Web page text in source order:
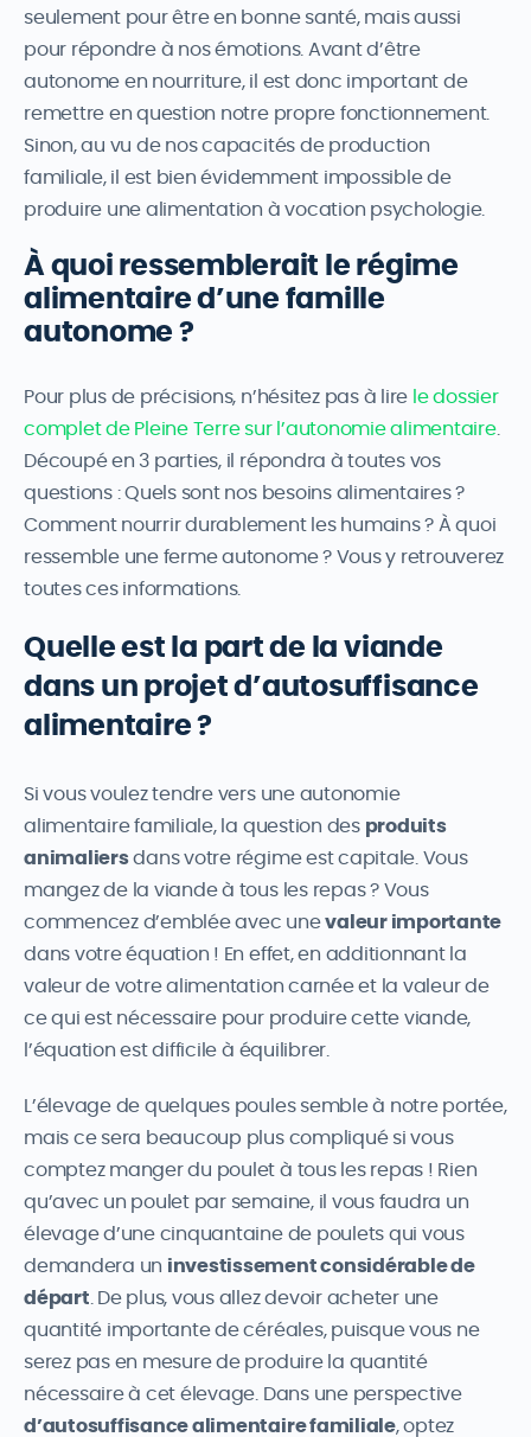
seulement pour être en bonne santé, mais aussi
pour répondre à nos émotions. Avant d’être
autonome en nourriture, il est donc important de
remettre en question notre propre fonctionnement.
Sinon, au vu de nos capacités de production
familiale, il est bien évidemment impossible de
produire une alimentation à vocation psychologie.
À quoi ressemblerait le régime
alimentaire d’une famille
autonome ?
Pour plus de précisions, n’hésitez pas à lire le dossier
complet de Pleine Terre sur l’autonomie alimentaire.
Découpé en 3 parties, il répondra à toutes vos
questions : Quels sont nos besoins alimentaires ?
Comment nourrir durablement les humains ? À quoi
ressemble une ferme autonome ? Vous y retrouverez
toutes ces informations.
Quelle est la part de la viande
dans un projet d’autosuffisance
alimentaire ?
Si vous voulez tendre vers une autonomie
alimentaire familiale, la question des produits
animaliersdans votre régime est capitale. Vous
mangez de la viande à tous les repas ? Vous
commencez d’emblée avec unevaleur importante
dans votre équation ! En effet, en additionnant la
valeur de votre alimentation carnée et la valeur de
ce qui est nécessaire pour produire cette viande,
l’équation est difficile à équilibrer.
L’élevage de quelques poules semble à notre portée,
mais ce sera beaucoup plus compliqué si vous
comptez manger du poulet à tous les repas ! Rien
qu’avec un poulet par semaine, il vous faudra un
élevage d’une cinquantaine de poulets qui vous
demandera un investissement considérable de
départ . De plus, vous allez devoir acheter une
quantité importante de céréales, puisque vous ne
serez pas en mesure de produire la quantité
nécessaire à cet élevage. Dans une perspective
d’autosuffisance alimentaire familiale, optez